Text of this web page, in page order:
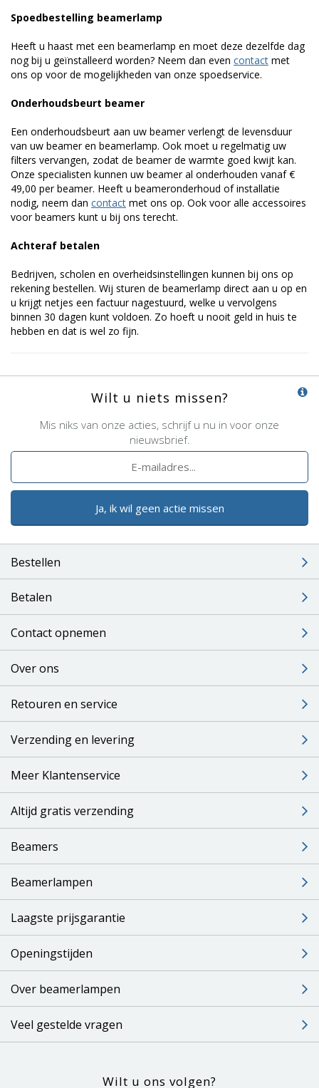
Spoedbestelling beamerlamp
Heeft u haast met een beamerlamp en moet deze dezelfde dag
nog bij u geïnstalleerd worden? Neem dan even contact met
ons op voor de mogelijkheden van onze spoedservice.
Onderhoudsbeurt beamer
Een onderhoudsbeurt aan uw beamer verlengt de levensduur
van uw beamer en beamerlamp. Ook moet u regelmatig uw
filters vervangen, zodat de beamer de warmte goed kwijt kan.
Onze specialisten kunnen uw beamer al onderhouden vanaf €
49,00 per beamer. Heeft u beameronderhoud of installatie
nodig, neem dan contact met ons op. Ook voor alle accessoires
voor beamers kunt u bij ons terecht.
Achteraf betalen
Bedrijven, scholen en overheidsinstellingen kunnen bij ons op
rekening bestellen. Wij sturen de beamerlamp direct aan u op en
u krijgt netjes een factuur nagestuurd, welke u vervolgens
binnen 30 dagen kunt voldoen. Zo hoeft u nooit geld in huis te
hebben en dat is wel zo fijn.
Wilt u niets missen?
Mis niks van onze acties, schrijf u nu in voor onze
nieuwsbrief.
Ja, ik wil geen actie missen
Bestellen
Betalen
Contact opnemen
Over ons
Retouren en service
Verzending en levering
Meer Klantenservice
Altijd gratis verzending
Beamers
Beamerlampen
Laagste prijsgarantie
Openingstijden
Over beamerlampen
Veel gestelde vragen
Wilt u ons volgen?